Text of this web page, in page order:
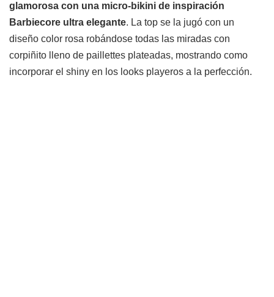
glamorosa con una micro-bikini de inspiración
Barbiecore ultra elegante. La top se la jugó con un
diseño color rosa robándose todas las miradas con
corpiñito lleno de paillettes plateadas, mostrando como
incorporar el shiny en los looks playeros a la perfección.